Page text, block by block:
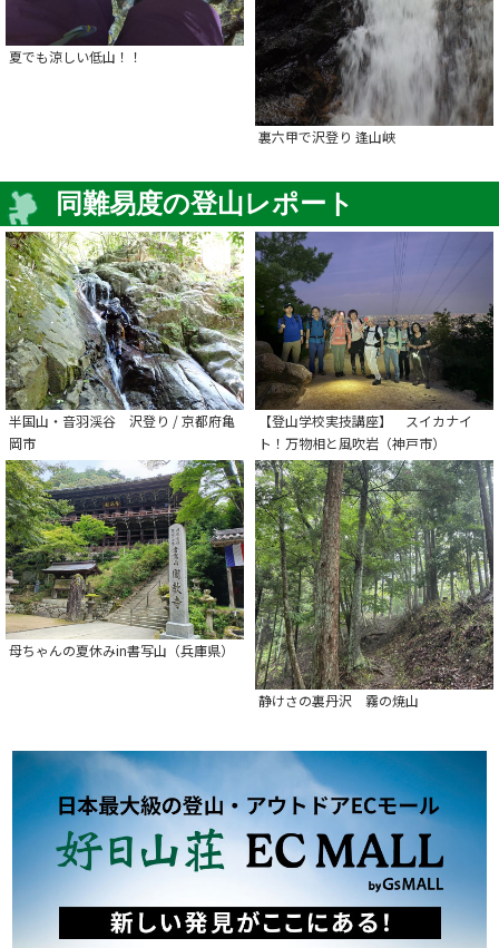
夏でも涼しい低山！！
裏六甲で沢登り 逢山峡
同難易度の登山レポート
半国山・音羽渓谷 沢登り / 京都府亀
岡市
【登山学校実技講座】 スイカナイ
ト！万物相と風吹岩（神戸市）
母ちゃんの夏休みin書写山（兵庫県）
静けさの裏丹沢 霧の焼山